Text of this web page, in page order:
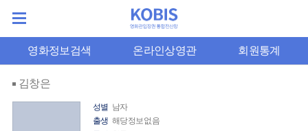
영화정보검색 온라인상영관 회원통계
김창은
성별 남자
출생 해당정보없음